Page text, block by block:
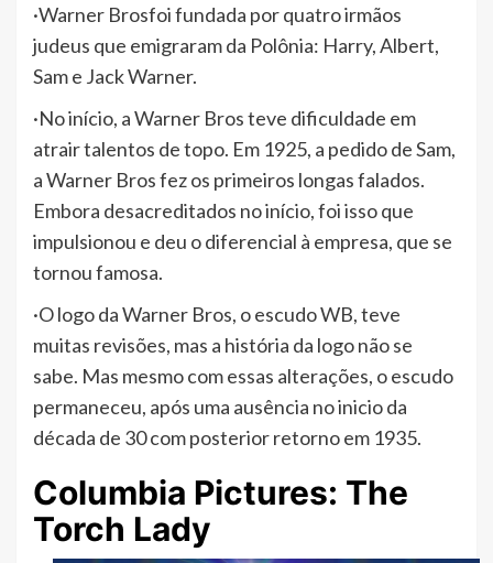
·Warner Brosfoi fundada por quatro irmãos
judeus que emigraram da Polônia: Harry, Albert,
Sam e Jack Warner.
·No início, a Warner Bros teve dificuldade em
atrair talentos de topo. Em 1925, a pedido de Sam,
a Warner Bros fez os primeiros longas falados.
Embora desacreditados no início, foi isso que
impulsionou e deu o diferencial à empresa, que se
tornou famosa.
·O logo da Warner Bros, o escudo WB, teve
muitas revisões, mas a história da logo não se
sabe. Mas mesmo com essas alterações, o escudo
permaneceu, após uma ausência no inicio da
década de 30 com posterior retorno em 1935.
Columbia Pictures: The
Torch Lady